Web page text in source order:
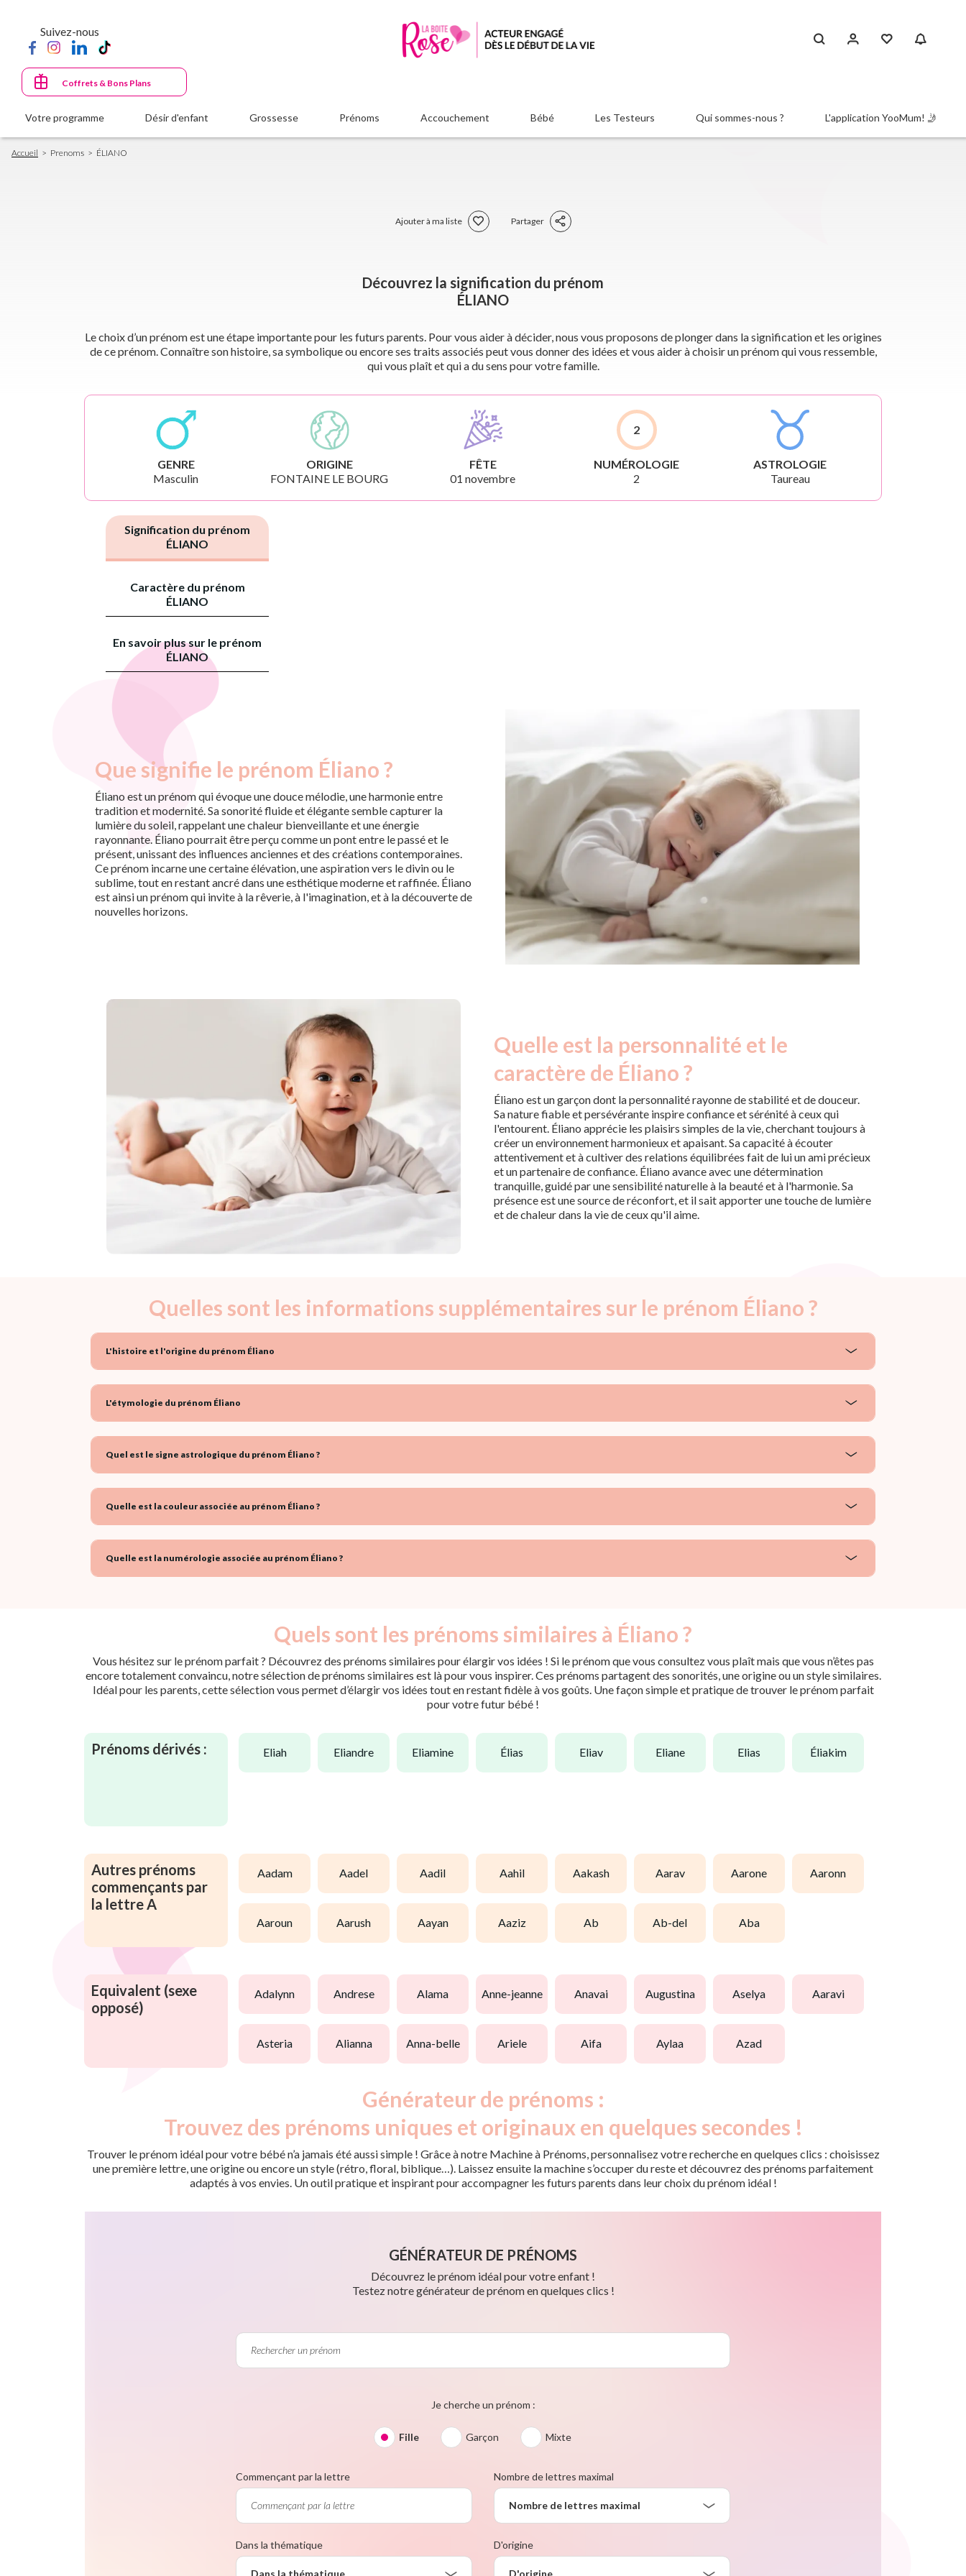
principal
Suivez-nous
Coffrets & Bons Plans
Votre programme Désir d'enfant Grossesse Prénoms Accouchement Bébé Les Testeurs Qui sommes-nous ? L'application YooMum! 🤳
Fil
d'Ariane
Accueil Prenoms ÉLIANO
Ajouter à ma liste Partager
Découvrez la signification du prénom
ÉLIANO
Le choix d’un prénom est une étape importante pour les futurs parents. Pour vous aider à décider, nous vous proposons de plonger dans la signification et les origines
de ce prénom. Connaître son histoire, sa symbolique ou encore ses traits associés peut vous donner des idées et vous aider à choisir un prénom qui vous ressemble,
qui vous plaît et qui a du sens pour votre famille.
GENRE
Masculin
ORIGINE
FONTAINE LE BOURG
FÊTE
01 novembre
2
NUMÉROLOGIE
2
ASTROLOGIE
Taureau
Signification du prénom
ÉLIANO
Caractère du prénom
ÉLIANO
En savoir plus sur le prénom
ÉLIANO
Que signifie le prénom Éliano ?
Éliano est un prénom qui évoque une douce mélodie, une harmonie entre
tradition et modernité. Sa sonorité fluide et élégante semble capturer la
lumière du soleil, rappelant une chaleur bienveillante et une énergie
rayonnante. Éliano pourrait être perçu comme un pont entre le passé et le
présent, unissant des influences anciennes et des créations contemporaines.
Ce prénom incarne une certaine élévation, une aspiration vers le divin ou le
sublime, tout en restant ancré dans une esthétique moderne et raffinée. Éliano
est ainsi un prénom qui invite à la rêverie, à l'imagination, et à la découverte de
nouvelles horizons.
Quelle est la personnalité et le
caractère de Éliano ?
Éliano est un garçon dont la personnalité rayonne de stabilité et de douceur.
Sa nature fiable et persévérante inspire confiance et sérénité à ceux qui
l'entourent. Éliano apprécie les plaisirs simples de la vie, cherchant toujours à
créer un environnement harmonieux et apaisant. Sa capacité à écouter
attentivement et à cultiver des relations équilibrées fait de lui un ami précieux
et un partenaire de confiance. Éliano avance avec une détermination
tranquille, guidé par une sensibilité naturelle à la beauté et à l'harmonie. Sa
présence est une source de réconfort, et il sait apporter une touche de lumière
et de chaleur dans la vie de ceux qu'il aime.
Quelles sont les informations supplémentaires sur le prénom Éliano ?
L'histoire et l'origine du prénom Éliano
L'étymologie du prénom Éliano
Quel est le signe astrologique du prénom Éliano ?
Quelle est la couleur associée au prénom Éliano ?
Quelle est la numérologie associée au prénom Éliano ?
Quels sont les prénoms similaires à Éliano ?
Vous hésitez sur le prénom parfait ? Découvrez des prénoms similaires pour élargir vos idées ! Si le prénom que vous consultez vous plaît mais que vous n’êtes pas
encore totalement convaincu, notre sélection de prénoms similaires est là pour vous inspirer. Ces prénoms partagent des sonorités, une origine ou un style similaires.
Idéal pour les parents, cette sélection vous permet d’élargir vos idées tout en restant fidèle à vos goûts. Une façon simple et pratique de trouver le prénom parfait
pour votre futur bébé !
Prénoms dérivés : eliah eliandre eliamine élias eliav eliane elias éliakim
Autres prénoms
commençants par
la lettre A
aadam aadel aadil aahil aakash aarav aarone aaronn
aaroun aarush aayan aaziz ab ab-del aba
Equivalent (sexe
opposé)
adalynn andrese alama anne-jeanne anavai augustina aselya aaravi
asteria alianna anna-belle ariele aifa aylaa azad
Générateur de prénoms :
Trouvez des prénoms uniques et originaux en quelques secondes !
Trouver le prénom idéal pour votre bébé n’a jamais été aussi simple ! Grâce à notre Machine à Prénoms, personnalisez votre recherche en quelques clics : choisissez
une première lettre, une origine ou encore un style (rétro, floral, biblique…). Laissez ensuite la machine s’occuper du reste et découvrez des prénoms parfaitement
adaptés à vos envies. Un outil pratique et inspirant pour accompagner les futurs parents dans leur choix du prénom idéal !
GÉNÉRATEUR DE PRÉNOMS
Découvrez le prénom idéal pour votre enfant !
Testez notre générateur de prénom en quelques clics !
Je cherche un prénom :
Fille Garçon Mixte
Commençant par la lettre Nombre de lettres maximal
Nombre de lettres maximal
Dans la thématique
Dans la thématique
D'origine
D'origine